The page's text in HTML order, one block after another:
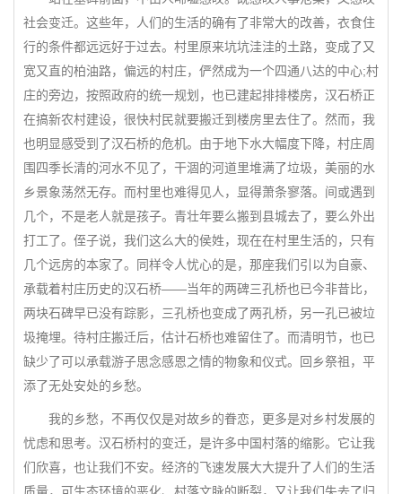
社会变迁。这些年，人们的生活的确有了非常大的改善，衣食住
行的条件都远远好于过去。村里原来坑坑洼洼的土路，变成了又
宽又直的柏油路，偏远的村庄，俨然成为一个四通八达的中心;村
庄的旁边，按照政府的统一规划，也已建起排排楼房，汉石桥正
在搞新农村建设，很快村民就要搬迁到楼房里去住了。然而，我
也明显感受到了汉石桥的危机。由于地下水大幅度下降，村庄周
围四季长清的河水不见了，干涸的河道里堆满了垃圾，美丽的水
乡景象荡然无存。而村里也难得见人，显得萧条寥落。间或遇到
几个，不是老人就是孩子。青壮年要么搬到县城去了，要么外出
打工了。侄子说，我们这么大的侯姓，现在在村里生活的，只有
几个远房的本家了。同样令人忧心的是，那座我们引以为自豪、
承载着村庄历史的汉石桥——当年的两碑三孔桥也已今非昔比，
两块石碑早已没有踪影，三孔桥也变成了两孔桥，另一孔已被垃
圾掩埋。待村庄搬迁后，估计石桥也难留住了。而清明节，也已
缺少了可以承载游子思念感恩之情的物象和仪式。回乡祭祖，平
添了无处安处的乡愁。
我的乡愁，不再仅仅是对故乡的眷恋，更多是对乡村发展的
忧虑和思考。汉石桥村的变迁，是许多中国村落的缩影。它让我
们欣喜，也让我们不安。经济的飞速发展大大提升了人们的生活